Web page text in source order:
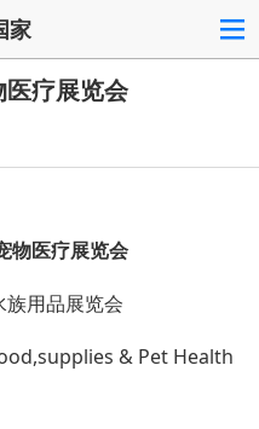
家
疗展览会
物医疗展览会
用品展览会
& Pet Health